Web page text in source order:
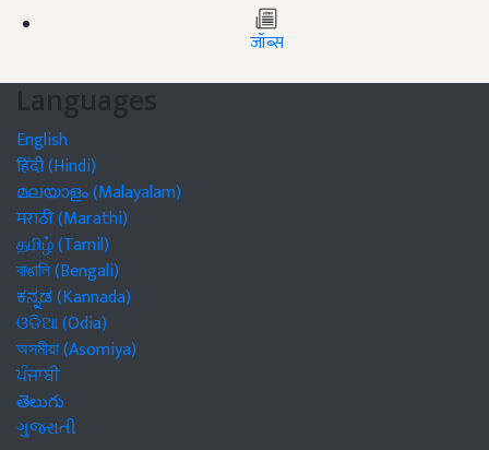
जॉब्स
Languages
English
हिंदी (Hindi)
മലയാളം (Malayalam)
मराठी (Marathi)
தமிழ் (Tamil)
বাঙালি (Bengali)
ಕನ್ನಡ (Kannada)
ଓଡିଆ (Odia)
অসমীয়া (Asomiya)
ਪੰਜਾਬੀ
తెలుగు
ગુજરાતી